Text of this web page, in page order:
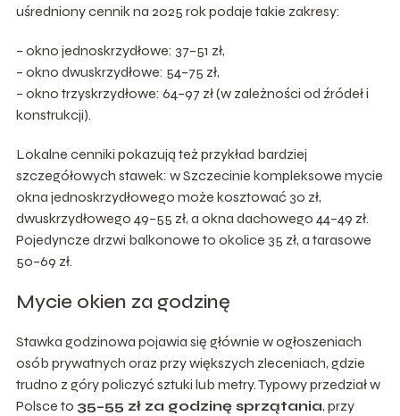
uśredniony cennik na 2025 rok podaje takie zakresy:
– okno jednoskrzydłowe: 37–51 zł,
– okno dwuskrzydłowe: 54–75 zł,
– okno trzyskrzydłowe: 64–97 zł (w zależności od źródeł i
konstrukcji).
Lo­kalne cenniki pokazują też przykład bardziej
szczegółowych stawek: w Szczecinie kompleksowe mycie
okna jednoskrzydłowego może kosztować 30 zł,
dwuskrzydłowego 49–55 zł, a okna dachowego 44–49 zł.
Pojedyncze drzwi balkonowe to okolice 35 zł, a tarasowe
50–69 zł.
Mycie okien za godzinę
Stawka godzinowa pojawia się głównie w ogłoszeniach
osób prywatnych oraz przy większych zleceniach, gdzie
trudno z góry policzyć sztuki lub metry. Typowy przedział w
Polsce to 35–55 zł za godzinę sprzątania, przy